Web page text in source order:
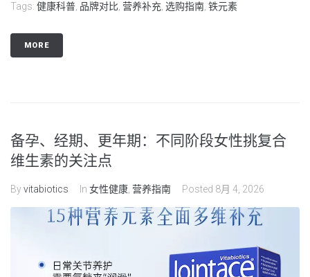
Tags: 健康科普, 品牌对比, 营养补充, 选购指南, 铁元素
MORE
备孕、经期、更年期：不同阶段女性挑复合
维生素的关注点
Byvitabiotics In 女性健康, 营养指南 Posted 8月 4, 2026